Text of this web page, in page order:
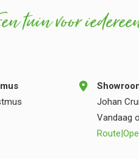
en oog voor detail zijn
het eindresultaat. Wij zijn zeer blij
aan iedereen die op zoek is
deskundigheid en een prettige
tuin voor
Johan
Vandaag
Route|